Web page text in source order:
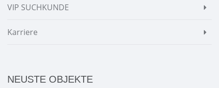
VIP SUCHKUNDE
Karriere
NEUSTE OBJEKTE